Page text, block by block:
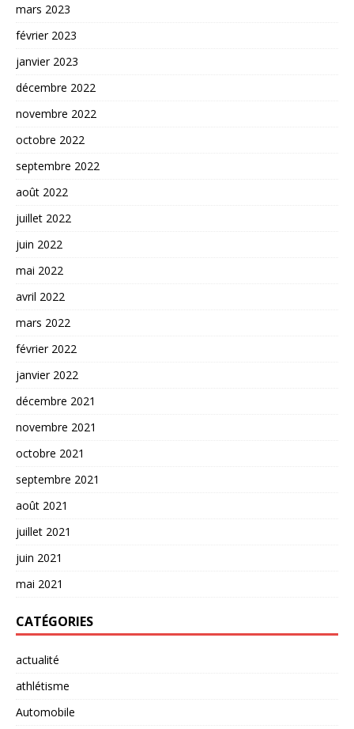
mars 2023
février 2023
janvier 2023
décembre 2022
novembre 2022
octobre 2022
septembre 2022
août 2022
juillet 2022
juin 2022
mai 2022
avril 2022
mars 2022
février 2022
janvier 2022
décembre 2021
novembre 2021
octobre 2021
septembre 2021
août 2021
juillet 2021
juin 2021
mai 2021
CATÉGORIES
actualité
athlétisme
Automobile